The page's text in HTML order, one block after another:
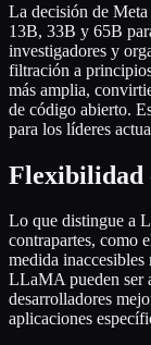
La decisión de
13B, 33B y 65B
investigadores y
filtración a
más amplia,
de código abierto.
para los líderes
Flexibilidad
Lo que distingue a
contrapartes, como
medida inaccesibles
LLaMA pueden ser
desarrolladores
aplicaciones